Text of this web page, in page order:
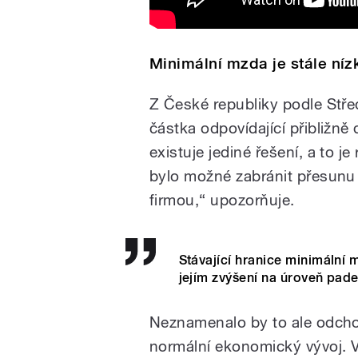
Minimální mzda je stále
Z České republiky podle
částka odpovídající přibližně
existuje jediné řešení, a to
bylo možné zabránit
firmou,“ upozorňuje.
Stávající hranice minimální
jejím zvýšení na úroveň
Neznamenalo by to ale
normální ekonomický vývoj.